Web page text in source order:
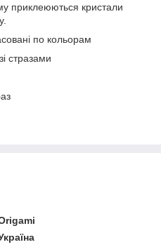
приклеюються кристали
по кольорам
стразами